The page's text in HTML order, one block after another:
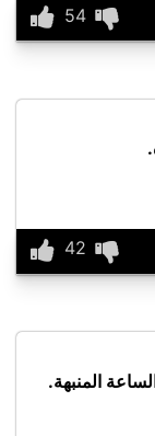
المنبهة.